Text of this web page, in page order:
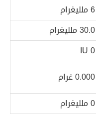
6 ملليغرام
30.0 ملليغرام
0 IU
0.000 غرام
0 ملليغرام